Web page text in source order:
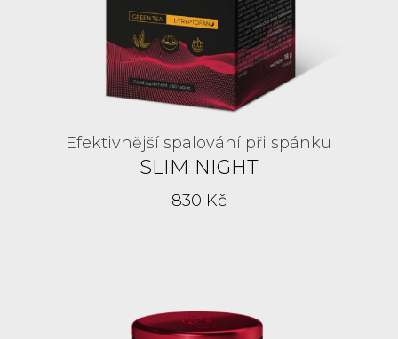
Efektivnější spalování při spánku
SLIM NIGHT
830 Kč